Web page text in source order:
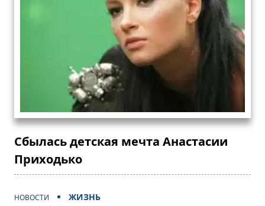
Сбылась детская мечта Анастасии
Приходько
НОВОСТИ ЖИЗНЬ